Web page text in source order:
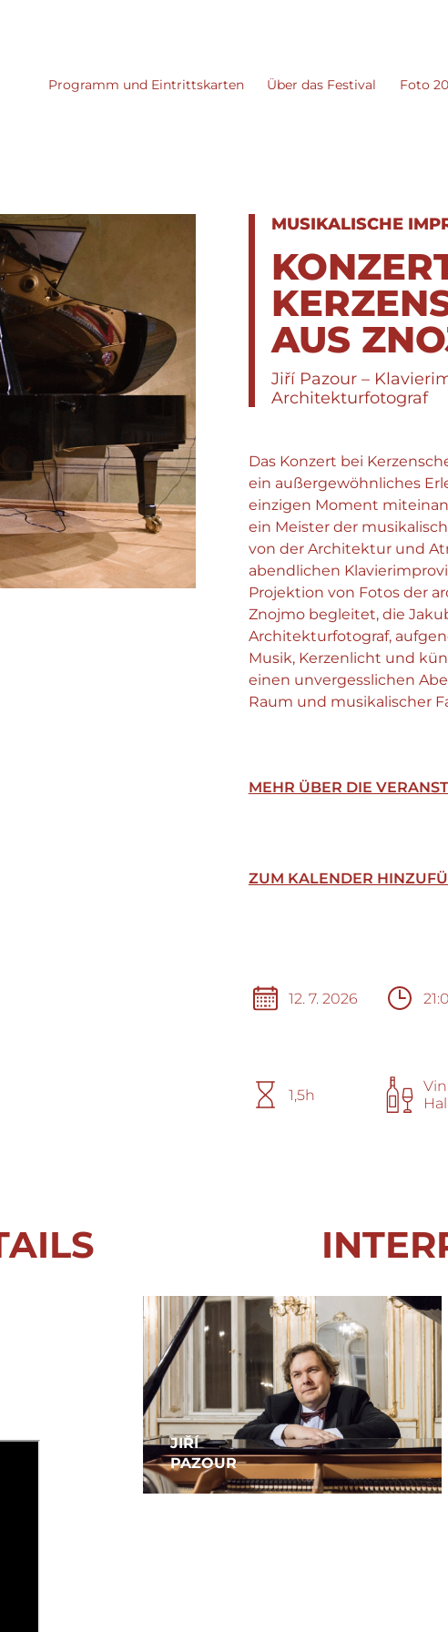
Programm und Eintrittskarten Über das Festival Foto
MUSIKALISCHE
AUS
Jiří Pazour –
Architekturfotograf
Das Konzert bei
ein außergewöhnliches
einzigen Moment
ein Meister der
von der Architektur und
abendlichen
Projektion von Fotos der
Znojmo begleitet, die
Architekturfotograf,
Musik, Kerzenlicht und
einen unvergesslichen
Raum und musikalischer
MEHR ÜBER DIE
ZUM KALENDER
12. 7. 2026
1,5h
JIŘÍ
PAZOUR